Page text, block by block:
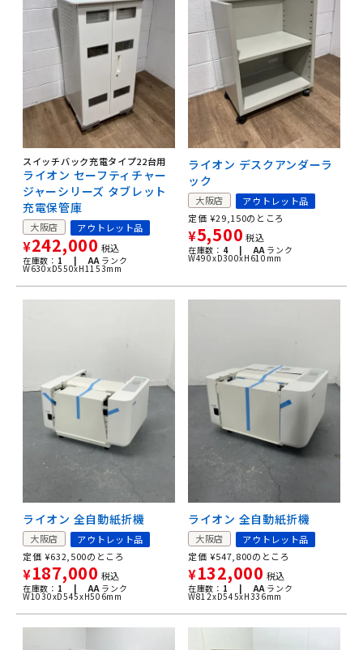
スイッチバック充電タイプ22台用
ライオン セーフティチャー
ジャーシリーズ タブレット
充電保管庫
大阪店 アウトレット品
¥242,000 税込
在庫数： 1 | AA ランク
W630xD550xH1153mm
ライオン デスクアンダーラ
ック
大阪店
アウトレット品
定価 ¥29,150のところ
¥5,500 税込
在庫数： 4 | AA ランク
W490xD300xH610mm
ライオン 全自動紙折機
大阪店
アウトレット品
定価 ¥632,500のところ
¥187,000 税込
在庫数： 1 | AA ランク
W1030xD545xH506mm
ライオン 全自動紙折機
大阪店
アウトレット品
定価 ¥547,800のところ
¥132,000 税込
在庫数： 1 | AA ランク
W812xD545xH336mm